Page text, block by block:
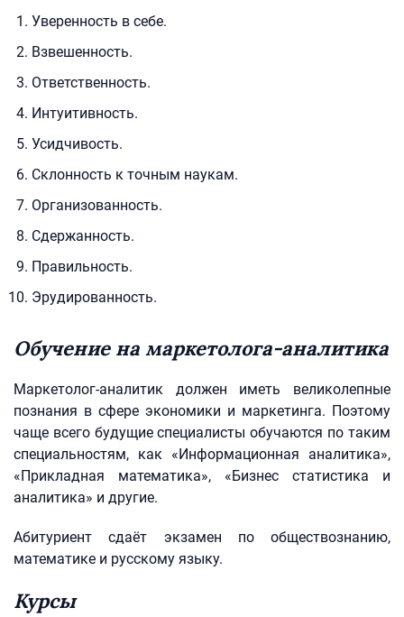
Уверенность в себе.
Взвешенность.
Ответственность.
Интуитивность.
Усидчивость.
Склонность к точным наукам.
Организованность.
Сдержанность.
Правильность.
Эрудированность.
Обучениена маркетолога-аналитика
Маркетолог-аналитик должен иметь великолепные
познания в сфере экономики и маркетинга. Поэтому
чаще всего будущие специалисты обучаются по таким
специальностям, как «Информационная аналитика»,
«Прикладная математика», «Бизнес статистика и
аналитика» и другие.
Абитуриент сдаёт экзамен по обществознанию,
математике и русскому языку.
Курсы